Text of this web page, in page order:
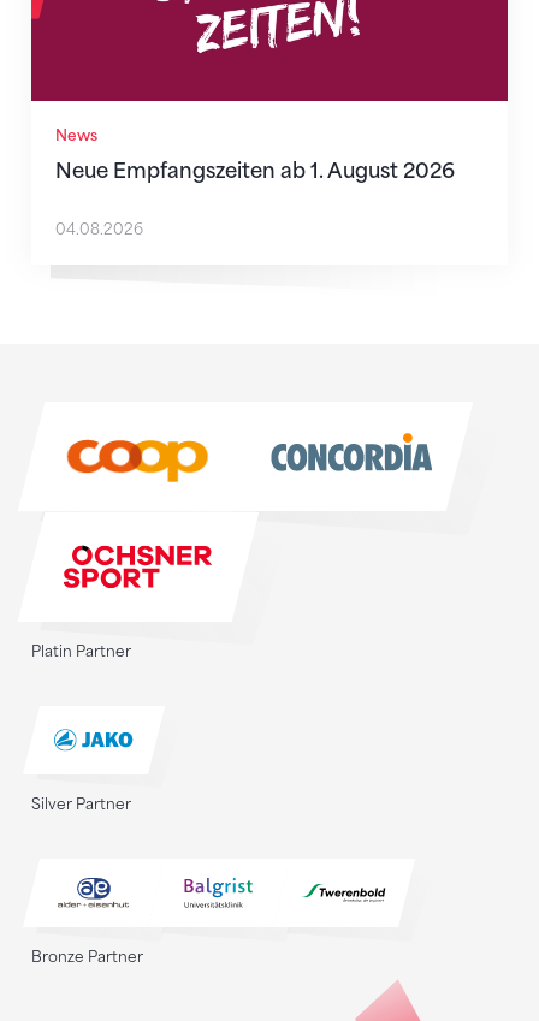
News
Neue Empfangszeiten ab 1. August 2026
04.08.2026
Platin Partner
Silver Partner
Bronze Partner